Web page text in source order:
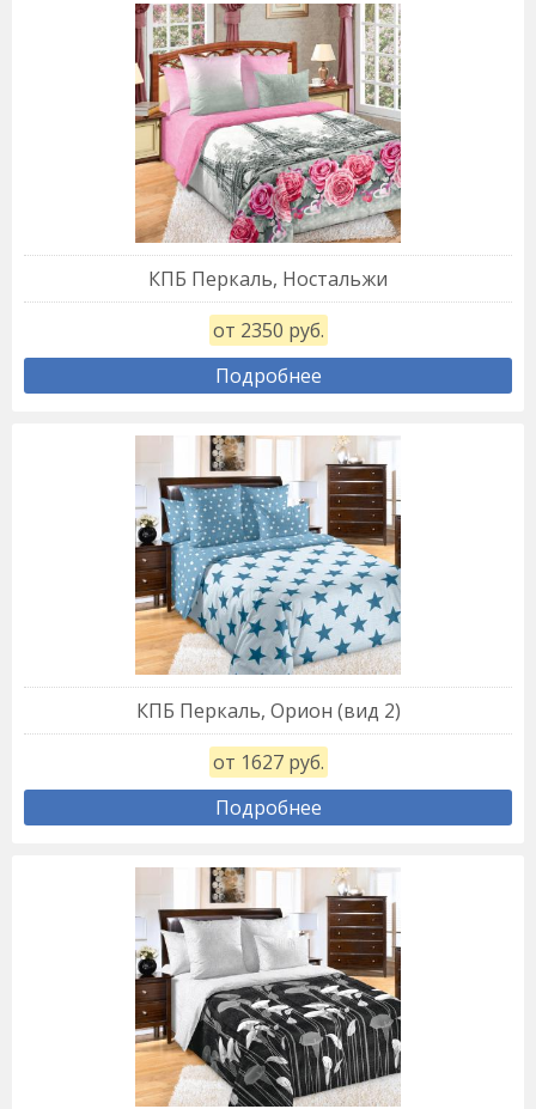
КПБ Перкаль, Ностальжи
от 2350 руб.
Подробнее
КПБ Перкаль, Орион (вид 2)
от 1627 руб.
Подробнее